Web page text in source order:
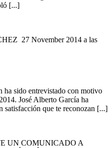
[...]
27 November 2014 a las
sido entrevistado con motivo
José Alberto García ha
satisfacción que te reconozan [...]
UN COMUNICADO A